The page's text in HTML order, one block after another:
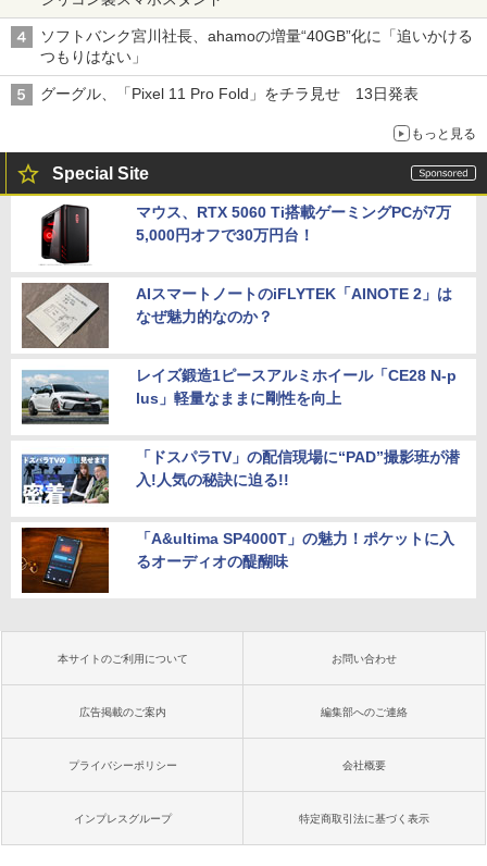
ソフトバンク宮川社長、ahamoの増量“40GB”化に「追いかける
つもりはない」
グーグル、「Pixel 11 Pro Fold」をチラ見せ 13日発表
もっと見る
Special Site
マウス、RTX 5060 Ti搭載ゲーミングPCが7万
5,000円オフで30万円台！
AIスマートノートのiFLYTEK「AINOTE 2」は
なぜ魅力的なのか？
レイズ鍛造1ピースアルミホイール「CE28 N-p
lus」軽量なままに剛性を向上
「ドスパラTV」の配信現場に“PAD”撮影班が潜
入!人気の秘訣に迫る!!
「A&ultima SP4000T」の魅力！ポケットに入
るオーディオの醍醐味
本サイトのご利用について お問い合わせ
広告掲載のご案内 編集部へのご連絡
プライバシーポリシー 会社概要
インプレスグループ 特定商取引法に基づく表示